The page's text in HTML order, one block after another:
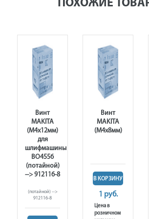
ПОХОЖИЕ
Винт
MAKITA
(М4х12мм)
для
шлифмашины
BO4556
(потайной)
--> 912116-8
(потайной) -->
912116-8
Винт
MAKITA
(М4х8мм)
В КОРЗИНУ
1 руб.
Цена в
розничном